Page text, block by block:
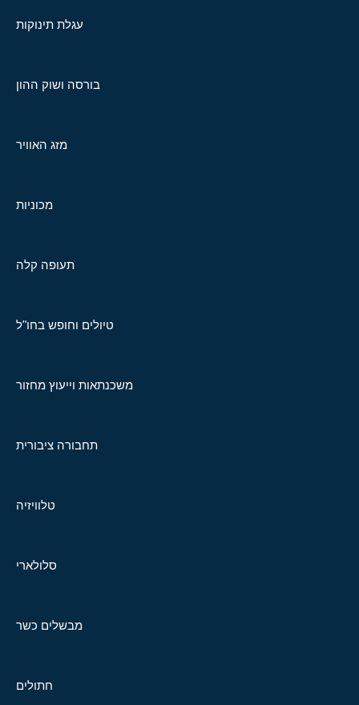
עגלת תינוקות
בורסה ושוק ההון
מזג האוויר
מכוניות
תעופה קלה
טיולים וחופש בחו"ל
משכנתאות וייעוץ מחזור
תחבורה ציבורית
טלוויזיה
סלולארי
מבשלים כשר
חתולים